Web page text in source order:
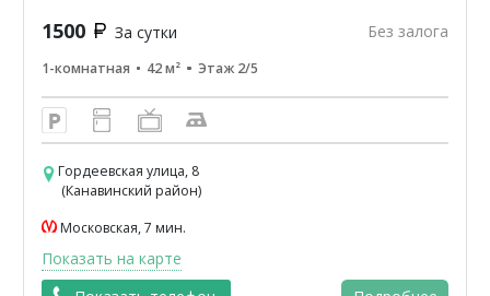
1500 За сутки Без залога
1-комнатная 42 м² Этаж 2/5
Гордеевская улица, 8
(Канавинский район)
Московская, 7 мин.
Показать на карте